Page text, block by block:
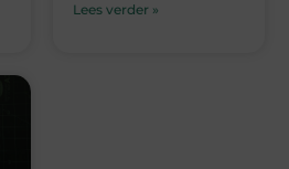
Lees verder »